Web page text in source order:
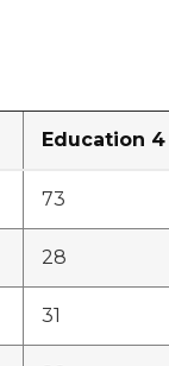
Education 4
73
28
31